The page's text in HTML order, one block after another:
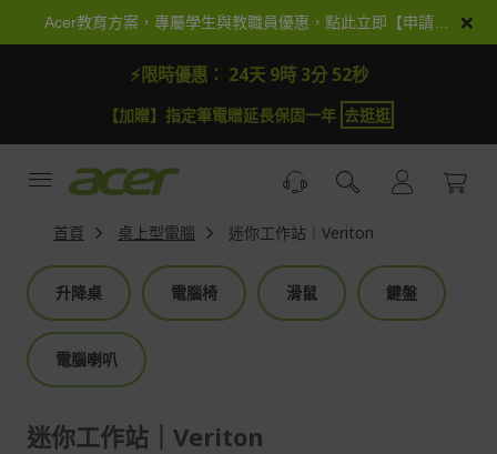
×
⚡限時優惠： 24天 9時 3分 52秒
【加贈】指定筆電贈延長保固一年 去逛逛
首頁 桌上型電腦 迷你工作站｜Veriton
升降桌 電腦椅 滑鼠 鍵盤
電腦喇叭
迷你工作站｜Veriton